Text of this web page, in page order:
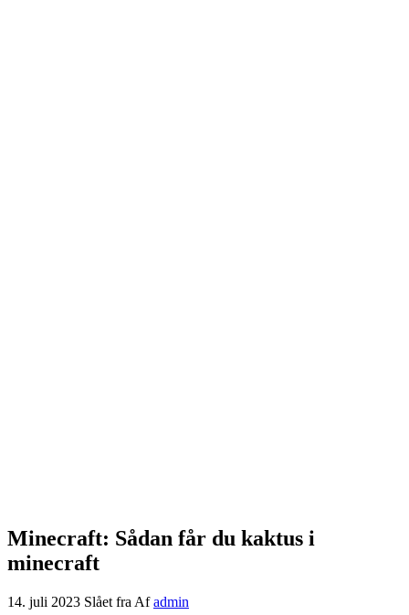
Minecraft: Sådan får du kaktus i
minecraft
14. juli 2023 Slået fra Af admin